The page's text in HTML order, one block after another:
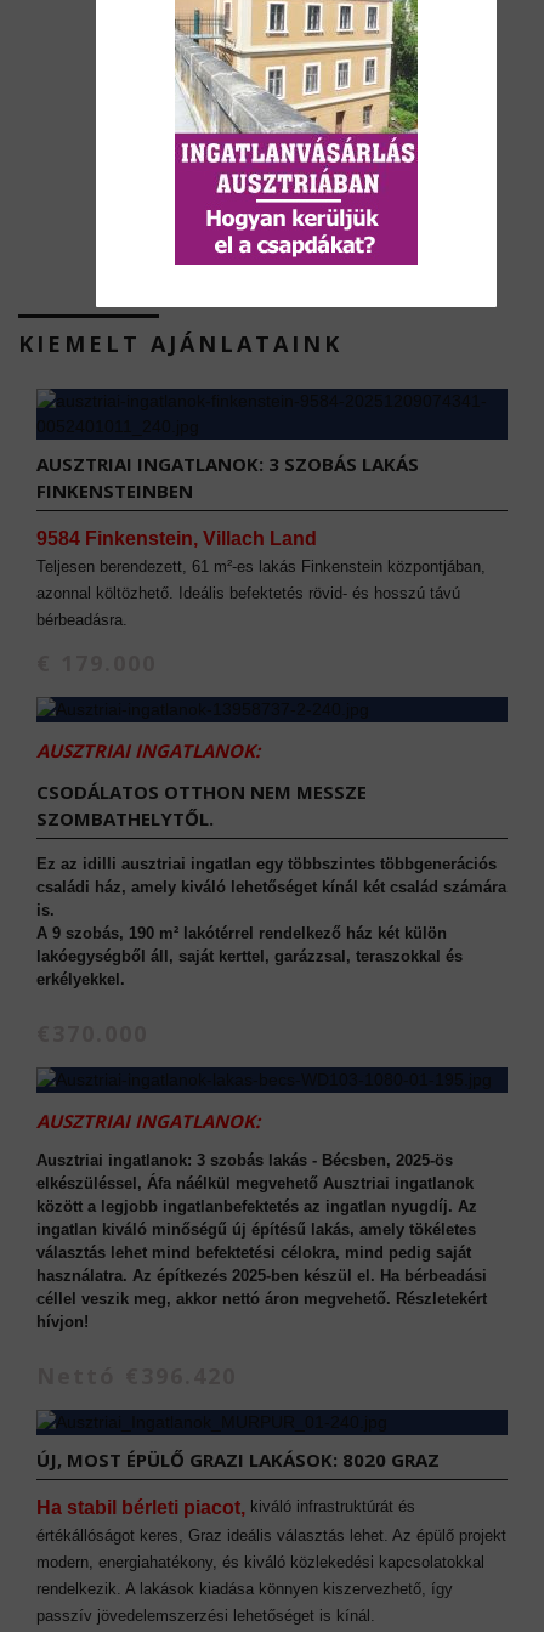
KIEMELT AJÁNLATAINK
AUSZTRIAI INGATLANOK: 3 SZOBÁS LAKÁS
FINKENSTEINBEN
9584 Finkenstein, Villach Land
Teljesen berendezett, 61 m²-es lakás Finkenstein központjában,
azonnal költözhető. Ideális befektetés rövid- és hosszú távú
bérbeadásra.
AUSZTRIAI INGATLANOK:
CSODÁLATOS OTTHON NEM MESSZE
SZOMBATHELYTŐL.
Ez az idilli ausztriai ingatlan egy többszintes többgenerációs
családi ház, amely kiváló lehetőséget kínál két család számára
is.
A 9 szobás, 190 m² lakótérrel rendelkező ház két külön
lakóegységből áll, saját kerttel, garázzsal, teraszokkal és
erkélyekkel.
AUSZTRIAI INGATLANOK:
Ausztriai ingatlanok: 3 szobás lakás - Bécsben, 2025-ös
elkészüléssel, Áfa náélkül megvehető Ausztriai ingatlanok
között a legjobb ingatlanbefektetés az ingatlan nyugdíj. Az
ingatlan kiváló minőségű új építésű lakás, amely tökéletes
választás lehet mind befektetési célokra, mind pedig saját
használatra. Az építkezés 2025-ben készül el. Ha bérbeadási
céllel veszik meg, akkor nettó áron megvehető. Részletekért
hívjon!
ÚJ, MOST ÉPÜLŐ GRAZI LAKÁSOK: 8020 GRAZ
Ha stabil bérleti piacot, kiváló infrastruktúrát és
értékállóságot keres, Graz ideális választás lehet. Az épülő projekt
modern, energiahatékony, és kiváló közlekedési kapcsolatokkal
rendelkezik. A lakások kiadása könnyen kiszervezhető, így
passzív jövedelemszerzési lehetőséget is kínál.